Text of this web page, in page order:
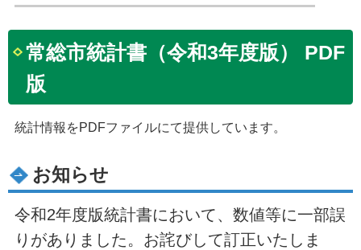
常総市統計書（令和3年度版） PDF
版
統計情報をPDFファイルにて提供しています。
お知らせ
令和2年度版統計書において、数値等に一部誤
りがありました。お詫びして訂正いたしま